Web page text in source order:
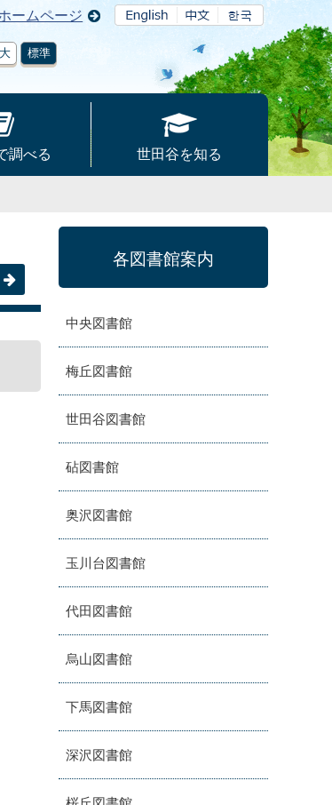
ームページ
標準
調べる 世田谷を知る
各図書館案内
中央図書館
梅丘図書館
世田谷図書館
砧図書館
奥沢図書館
玉川台図書館
代田図書館
烏山図書館
下馬図書館
深沢図書館